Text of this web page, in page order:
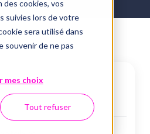
des cookies, vos
suivies lors de votre
sera utilisé dans
souvenir de ne pas
mes choix
Tout refuser